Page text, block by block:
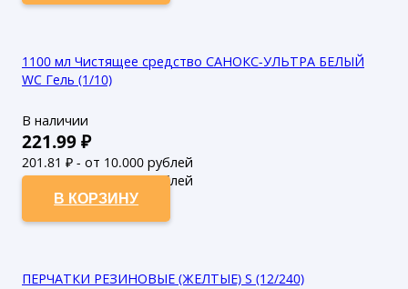
1100 мл Чистящее средство САНОКС-УЛЬТРА БЕЛЫЙ
WC Гель (1/10)
В наличии
221.99₽
201.81 ₽ - от 10.000 рублей
183.46₽ - от 50.000 рублей
В КОРЗИНУ
ПЕРЧАТКИ РЕЗИНОВЫЕ (ЖЕЛТЫЕ) S (12/240)